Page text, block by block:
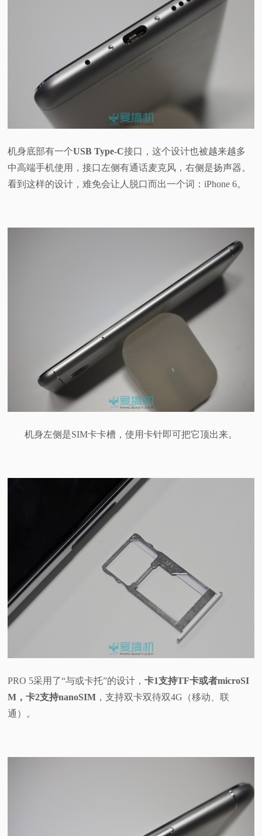
机身底部有一个USB Type-C接口，这个设计也被越来越多
中高端手机使用，接口左侧有通话麦克风，右侧是扬声器。
看到这样的设计，难免会让人脱口而出一个词：iPhone 6。
机身左侧是SIM卡卡槽，使用卡针即可把它顶出来。
PRO 5采用了“与或卡托”的设计，卡1支持TF卡或者microSI
M，卡2支持nanoSIM ，支持双卡双待双4G（移动、联
通）。